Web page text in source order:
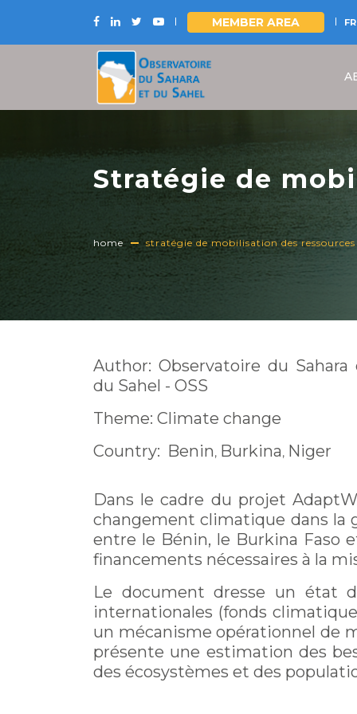
content
MEMBER AREA FR
Stratégie de
au changement
home stratégie de mobilisation des
Author: Observatoire du Sahara
du Sahel - OSS
Theme: Climate change
Country: Benin, Burkina, Niger
Dans le cadre du projet
changement climatique dans la
entre le Bénin, le Burkina Faso
financements nécessaires à la
Le document dresse un état
internationales (fonds
un mécanisme opérationnel de
présente une estimation des
des écosystèmes et des